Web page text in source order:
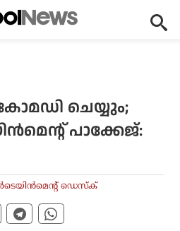
ചെയ്യും;
പാക്കേജ്:
ഡെസ്‌ക്